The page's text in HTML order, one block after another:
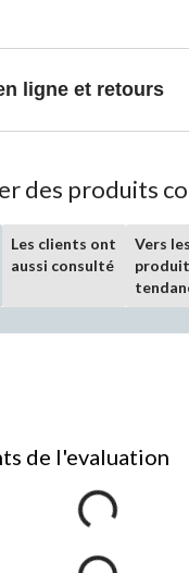
ligne et retours
des produits
Les clients ont
aussi consulté
Vers les
de l'evaluation